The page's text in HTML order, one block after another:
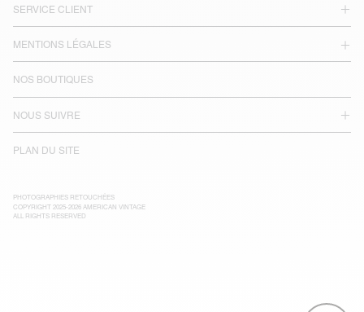
SERVICE CLIENT
MENTIONS LÉGALES
NOS BOUTIQUES
NOUS SUIVRE
PLAN DU SITE
PHOTOGRAPHIES RETOUCHÉES
COPYRIGHT 2025-2026 AMERICAN VINTAGE
ALL RIGHTS RESERVED